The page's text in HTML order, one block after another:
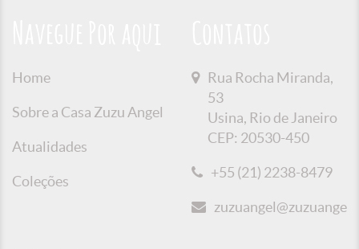
Home
Sobre a Casa Zuzu Angel
Atualidades
Coleções
Rua Rocha Miranda,
53
Usina, Rio de Janeiro
CEP: 20530-450
+55 (21) 2238-8479